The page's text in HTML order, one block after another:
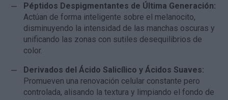
Péptidos Despigmentantes de Última Generación:
Actúan de forma inteligente sobre el melanocito,
disminuyendo la intensidad de las manchas oscuras y
unificando las zonas con sutiles desequilibrios de
color.
Derivados del Ácido Salicílico y Ácidos Suaves:
Promueven una renovación celular constante pero
controlada, alisando la textura y limpiando el fondo de